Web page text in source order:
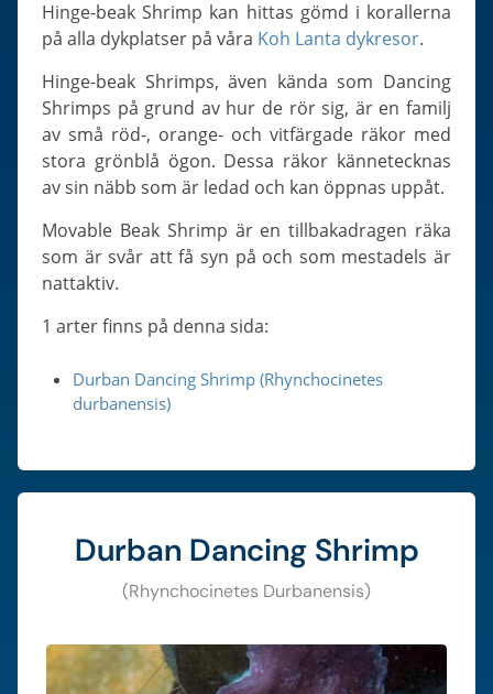
Slugs & Snails
Sea Stars, Urchins & Sea Cucumbers
Clams & Oysters
Sponges
Bristle Worms
Jellyfish
Hinge-beak Shrimp kan hittas gömd i korallerna
på alla dykplatser på våra Koh Lanta dykresor.
Hinge-beak Shrimps, även kända som Dancing
Shrimps på grund av hur de rör sig, är en familj
av små röd-, orange- och vitfärgade räkor med
stora grönblå ögon. Dessa räkor kännetecknas
av sin näbb som är ledad och kan öppnas uppåt.
Movable Beak Shrimp är en tillbakadragen räka
som är svår att få syn på och som mestadels är
nattaktiv.
1 arter finns på denna sida:
Durban Dancing Shrimp (Rhynchocinetes
durbanensis)
Durban Dancing Shrimp
(Rhynchocinetes Durbanensis)